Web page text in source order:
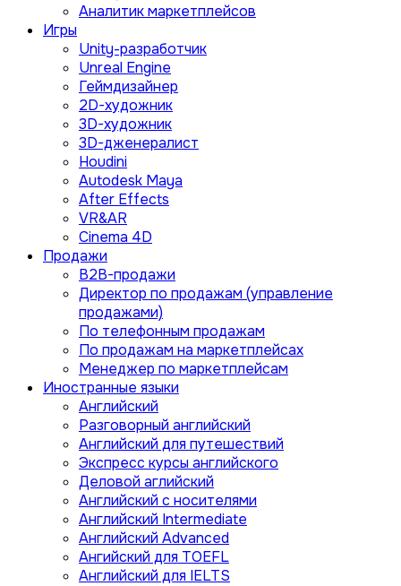
Аналитик маркетплейсов
Игры
Unity-разработчик
Unreal Engine
Геймдизайнер
2D-художник
3D-художник
3D-дженералист
Houdini
Autodesk Maya
After Effects
VR&AR
Cinema 4D
Продажи
B2B-продажи
Директор по продажам (управление
продажами)
По телефонным продажам
По продажам на маркетплейсах
Менеджер по маркетплейсам
Иностранные языки
Английский
Разговорный английский
Английский для путешествий
Экспресс курсы английского
Деловой аглийский
Английский с носителями
Английский Intermediate
Английский Advanced
Ангийский для TOEFL
Английский для IELTS